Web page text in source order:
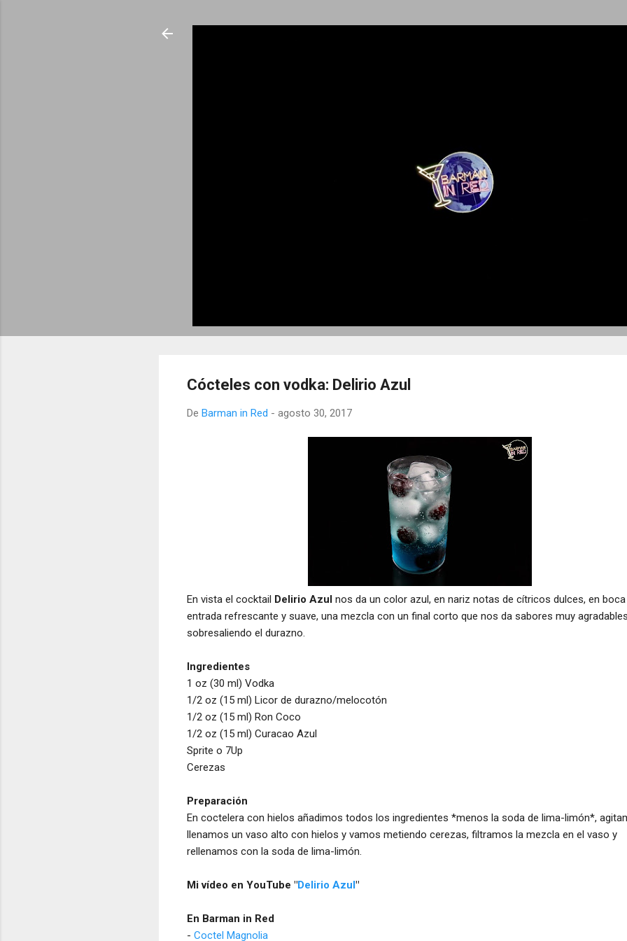
Cócteles con vodka: Delirio Azul
De Barman in Red - agosto 30, 2017
En vista el cocktail Delirio Azul nos da un color azul, en nariz notas de cítricos dulces, en boca
entrada refrescante y suave, una mezcla con un final corto que nos da sabores muy
sobresaliendo el durazno.
Ingredientes
1 oz (30 ml) Vodka
1/2 oz (15 ml) Licor de durazno/melocotón
1/2 oz (15 ml) Ron Coco
1/2 oz (15 ml) Curacao Azul
Sprite o 7Up
Cerezas
Preparación
En coctelera con hielos añadimos todos los ingredientes *menos la soda de lima-limón*,
llenamos un vaso alto con hielos y vamos metiendo cerezas, filtramos la mezcla en el vaso y
rellenamos con la soda de lima-limón.
Mi vídeo en YouTube "Delirio Azul"
En Barman in Red
- Coctel Magnolia